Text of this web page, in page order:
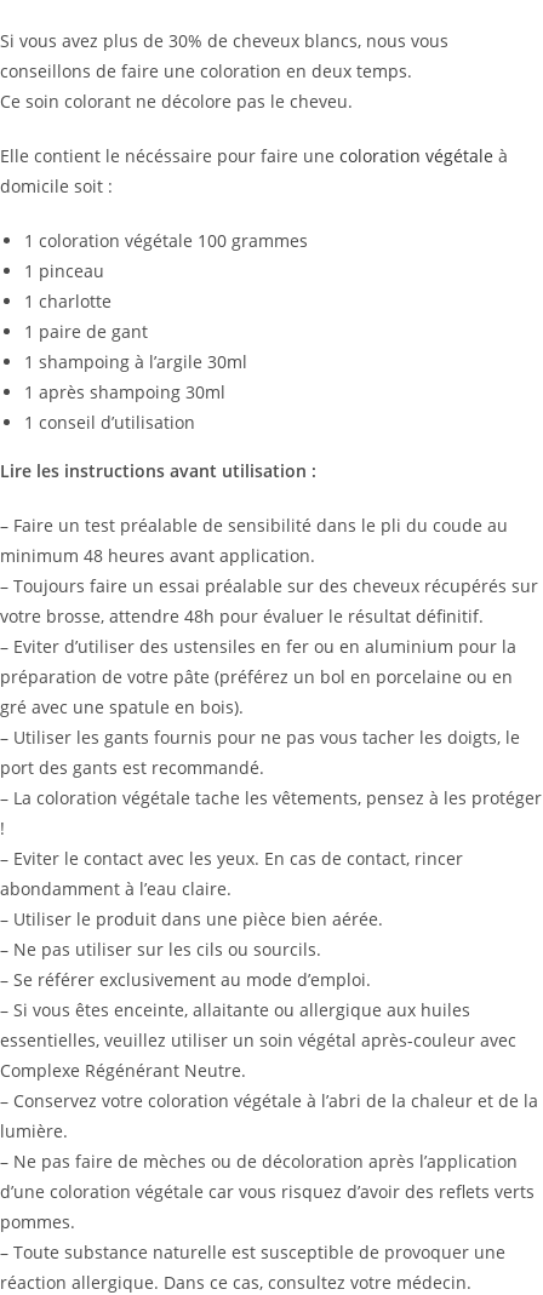
Si vous avez plus de 30% de cheveux blancs, nous vous
conseillons de faire une coloration en deux temps.
Ce soin colorant ne décolore pas le cheveu.
Elle contient le nécéssaire pour faire une coloration végétale à
domicile soit :
1 coloration végétale 100 grammes
1 pinceau
1 charlotte
1 paire de gant
1 shampoing à l’argile 30ml
1 après shampoing 30ml
1 conseil d’utilisation
Lire les instructions avant utilisation :
– Faire un test préalable de sensibilité dans le pli du coude au
minimum 48 heures avant application.
– Toujours faire un essai préalable sur des cheveux récupérés sur
votre brosse, attendre 48h pour évaluer le résultat définitif.
– Eviter d’utiliser des ustensiles en fer ou en aluminium pour la
préparation de votre pâte (préférez un bol en porcelaine ou en
gré avec une spatule en bois).
– Utiliser les gants fournis pour ne pas vous tacher les doigts, le
port des gants est recommandé.
– La coloration végétale tache les vêtements, pensez à les protéger
!
– Eviter le contact avec les yeux. En cas de contact, rincer
abondamment à l’eau claire.
– Utiliser le produit dans une pièce bien aérée.
– Ne pas utiliser sur les cils ou sourcils.
– Se référer exclusivement au mode d’emploi.
– Si vous êtes enceinte, allaitante ou allergique aux huiles
essentielles, veuillez utiliser un soin végétal après-couleur avec
Complexe Régénérant Neutre.
– Conservez votre coloration végétale à l’abri de la chaleur et de la
lumière.
– Ne pas faire de mèches ou de décoloration après l’application
d’une coloration végétale car vous risquez d’avoir des reflets verts
pommes.
– Toute substance naturelle est susceptible de provoquer une
réaction allergique. Dans ce cas, consultez votre médecin.